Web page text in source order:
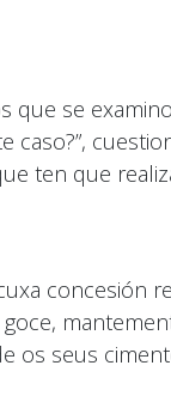
se
caso?”,
ten que
concesión
os seus